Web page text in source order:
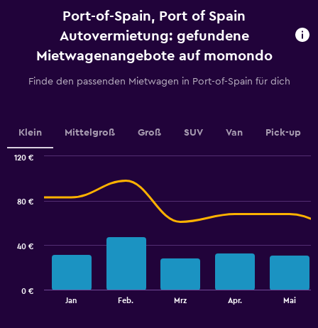
axis
Range:
0
to
Port-of-Spain, Port of Spain
Autovermietung: gefundene
Mietwagenangebote auf momondo
Finde den passenden Mietwagen in Port-of-Spain für dich
Klein Mittelgroß Groß SUV Van Pick-up
Jan Feb. Mrz Apr. Mai
0 €
40 €
80 €
120 €